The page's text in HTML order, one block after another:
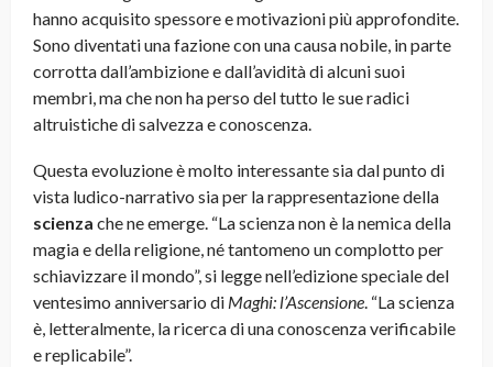
hanno acquisito spessore e motivazioni più approfondite.
Sono diventati una fazione con una causa nobile, in parte
corrotta dall’ambizione e dall’avidità di alcuni suoi
membri, ma che non ha perso del tutto le sue radici
altruistiche di salvezza e conoscenza.
Questa evoluzione è molto interessante sia dal punto di
vista ludico-narrativo sia per la rappresentazione della
scienza che ne emerge. “La scienza non è la nemica della
magia e della religione, né tantomeno un complotto per
schiavizzare il mondo”, si legge nell’edizione speciale del
ventesimo anniversario di Maghi: l’Ascensione. “La scienza
è, letteralmente, la ricerca di una conoscenza verificabile
e replicabile”.